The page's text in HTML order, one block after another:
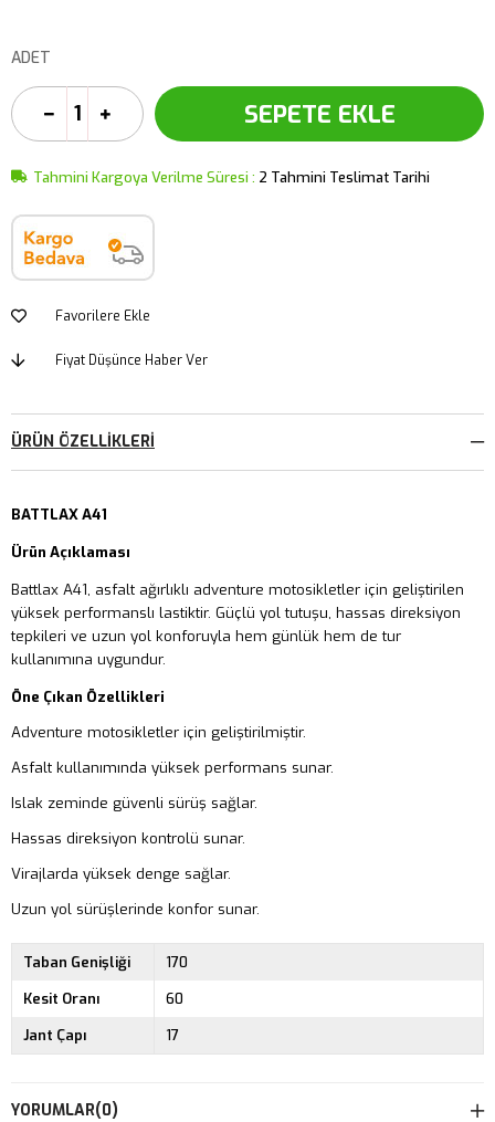
ADET
Tahmini Kargoya Verilme Süresi : 2 Tahmini Teslimat Tarihi
Favorilere Ekle
Fiyat Düşünce Haber Ver
ÜRÜN ÖZELLIKLERI
BATTLAX A41
Ürün Açıklaması
Battlax A41, asfalt ağırlıklı adventure motosikletler için geliştirilen
yüksek performanslı lastiktir. Güçlü yol tutuşu, hassas direksiyon
tepkileri ve uzun yol konforuyla hem günlük hem de tur
kullanımına uygundur.
Öne Çıkan Özellikleri
Adventure motosikletler için geliştirilmiştir.
Asfalt kullanımında yüksek performans sunar.
Islak zeminde güvenli sürüş sağlar.
Hassas direksiyon kontrolü sunar.
Virajlarda yüksek denge sağlar.
Uzun yol sürüşlerinde konfor sunar.
Taban Genişliği
170
Kesit Oranı
60
Jant Çapı
17
YORUMLAR(0)